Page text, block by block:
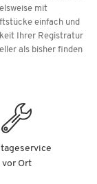
mit
einfach und
Ihrer Registratur
als bisher finden
vor Ort